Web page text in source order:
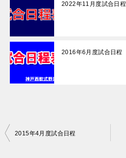
2022年11月度試合日程
2016年6月度試合日程
投
2015年4月度試合日程